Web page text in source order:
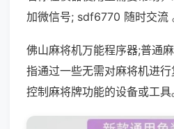
加微信号; sdf6770 随时交流
佛山麻将机万能程序器;普通
指通过一些无需对麻将机进
控制麻将牌功能的设备或工具